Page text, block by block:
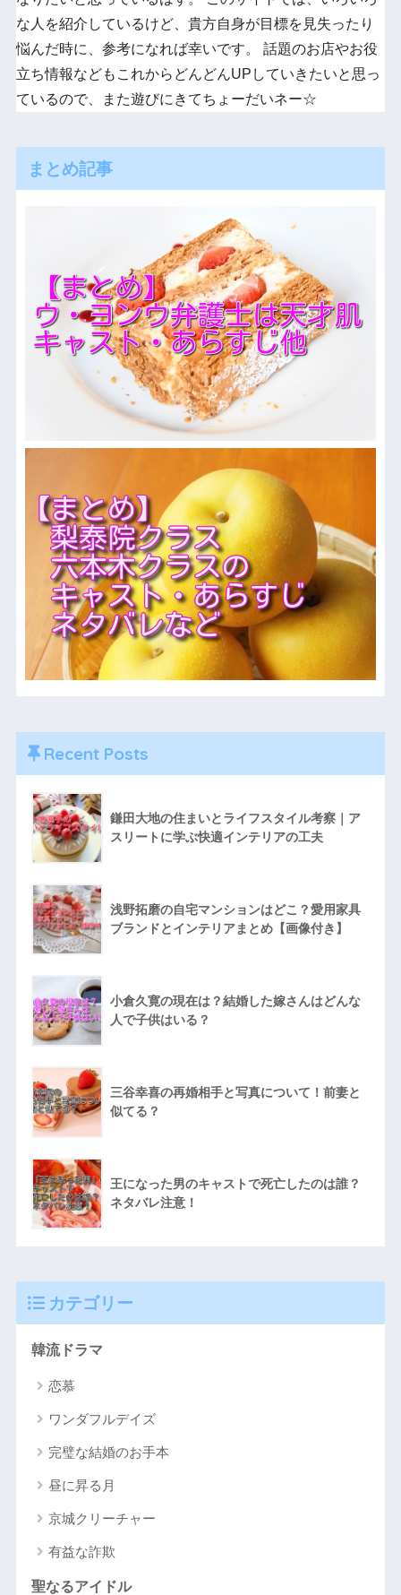
な人を紹介しているけど、貴方自身が目標を見失ったり
悩んだ時に、参考になれば幸いです。 話題のお店やお役
立ち情報などもこれからどんどんUPしていきたいと思っ
ているので、また遊びにきてちょーだいネー☆
まとめ記事
Recent Posts
鎌田大地の住まいとライフスタイル考察｜ア
スリートに学ぶ快適インテリアの工夫
浅野拓磨の自宅マンションはどこ？愛用家具
ブランドとインテリアまとめ【画像付き】
小倉久寛の現在は？結婚した嫁さんはどんな
人で子供はいる？
三谷幸喜の再婚相手と写真について！前妻と
似てる？
王になった男のキャストで死亡したのは誰？
ネタバレ注意！
カテゴリー
韓流ドラマ
恋慕
ワンダフルデイズ
完璧な結婚のお手本
昼に昇る月
京城クリーチャー
有益な詐欺
聖なるアイドル